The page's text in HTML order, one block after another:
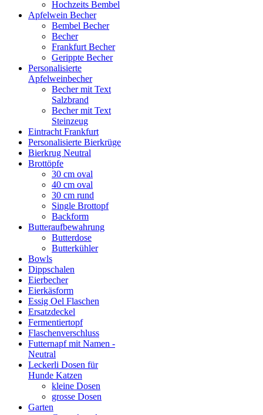
Hochzeits Bembel
Apfelwein Becher
Bembel Becher
Becher
Frankfurt Becher
Gerippte Becher
Personalisierte
Apfelweinbecher
Becher mit Text
Salzbrand
Becher mit Text
Steinzeug
Eintracht Frankfurt
Personalisierte Bierkrüge
Bierkrug Neutral
Brottöpfe
30 cm oval
40 cm oval
30 cm rund
Single Brottopf
Backform
Butteraufbewahrung
Butterdose
Butterkühler
Bowls
Dippschalen
Eierbecher
Eierkäsform
Essig Oel Flaschen
Ersatzdeckel
Fermentiertopf
Flaschenverschluss
Futternapf mit Namen -
Neutral
Leckerli Dosen für
Hunde Katzen
kleine Dosen
grosse Dosen
Garten